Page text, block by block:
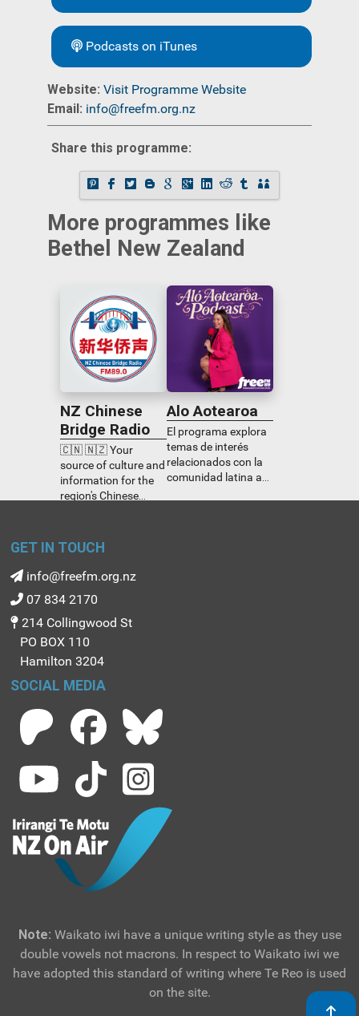
Podcasts on iTunes
Website: Visit Programme Website
Email: info@freefm.org.nz
Share this programme:
More programmes like
Bethel New Zealand
NZ Chinese
Bridge Radio
🇨🇳 🇳🇿 Your
source of culture and
information for the
region's Chinese
affairs, discussions,
immigration policy,
life hacks and music,
plus local Chinese
community events.
Alo Aotearoa
El programa explora
temas de interés
relacionados con la
comunidad latina a
GET IN TOUCH
info@freefm.org.nz
07 834 2170
214 Collingwood St
PO BOX 110
Hamilton 3204
SOCIAL MEDIA
Note: Waikato iwi have a unique writing style as they use
double vowels not macrons. In respect to Waikato iwi we
have adopted this standard of writing where Te Reo is used
on the site.